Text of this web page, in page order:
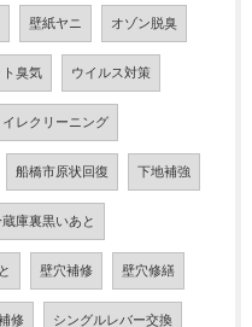
壁紙ヤニ オゾン脱臭
臭気 ウイルス対策
イレクリーニング
船橋市原状回復 下地補強
庫裏黒いあと
壁穴補修 壁穴修繕
修 シングルレバー交換